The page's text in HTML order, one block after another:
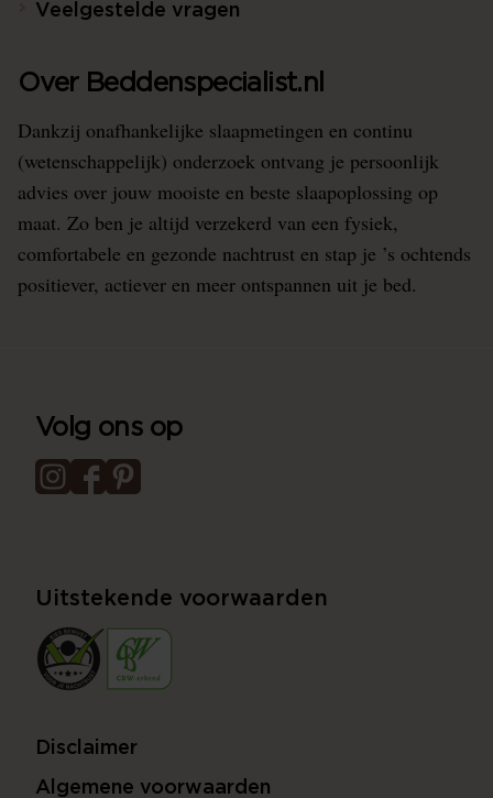
Veelgestelde vragen
Over Beddenspecialist.nl
Dankzij onafhankelijke slaapmetingen en continu
(wetenschappelijk) onderzoek ontvang je persoonlijk
advies over jouw mooiste en beste slaapoplossing op
maat. Zo ben je altijd verzekerd van een fysiek,
comfortabele en gezonde nachtrust en stap je ’s ochtends
positiever, actiever en meer ontspannen uit je bed.
Volg ons op
Uitstekende voorwaarden
Disclaimer
Algemene voorwaarden